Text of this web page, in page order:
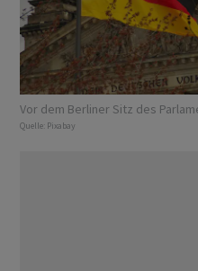
Vor dem Berliner Sitz des
Quelle: Pixabay